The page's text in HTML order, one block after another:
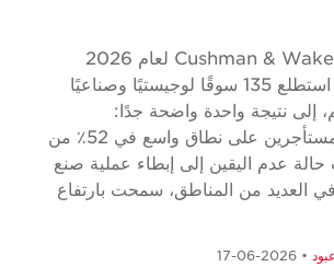
توصل تقرير Cushman & Wakefield لعام 2026
Waypoint الذي استطلع 135 سوقًا لوجيستيًا وصناعيًا
إلى نتيجة واحدة واضحة جدًا:
الظروف مواتية للمستأجرين على نطاق واسع في 52٪ من
عدم اليقين إلى إبطاء عملية صنع
العديد من المناطق، سمحت بارتفاع
• 2026-06-17